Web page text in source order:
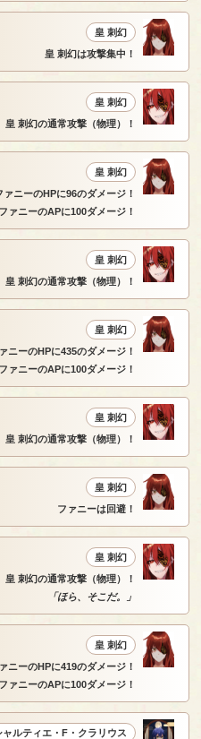
皇 刺幻
皇 刺幻は攻撃集中！
皇 刺幻
皇 刺幻の通常攻撃（物理）！
皇 刺幻
ァニーのHPに96のダメージ！
ァニーのAPに100ダメージ！
皇 刺幻
皇 刺幻の通常攻撃（物理）！
皇 刺幻
ニーのHPに435のダメージ！
ァニーのAPに100ダメージ！
皇 刺幻
皇 刺幻の通常攻撃（物理）！
皇 刺幻
ファニーは回避！
皇 刺幻
皇 刺幻の通常攻撃（物理）！
「ほら、そこだ。」
皇 刺幻
ニーのHPに419のダメージ！
ァニーのAPに100ダメージ！
ャルティエ・F・クラリウス